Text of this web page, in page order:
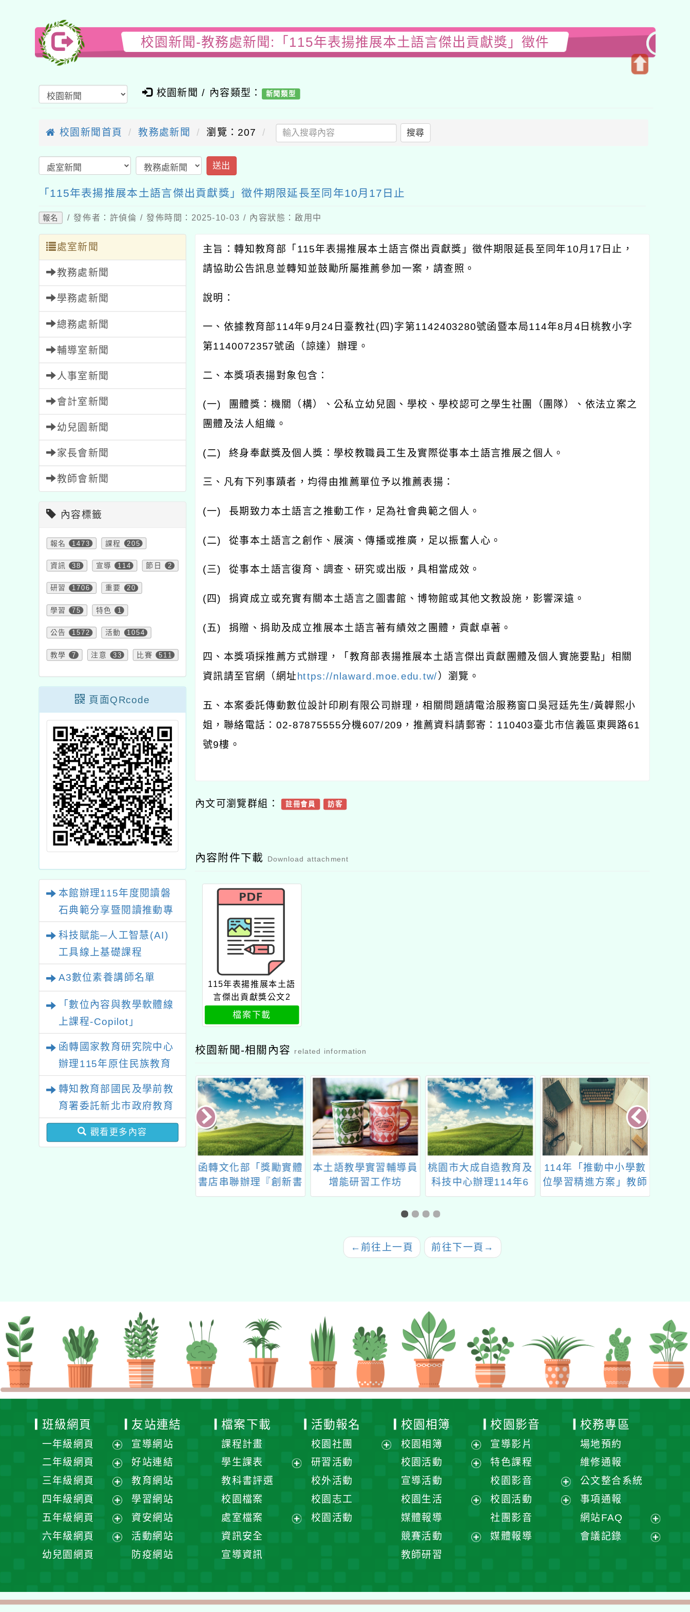
校園新聞-教務處新聞:「115年表揚推展本土語言傑出貢獻獎」徵件
校園新聞 / 內容類型： 新聞類型
校園新聞首頁 教務處新聞 瀏覽：207 搜尋
送出
「115年表揚推展本土語言傑出貢獻獎」徵件期限延長至同年10月17日止
報名 / 發佈者：許偵倫 / 發佈時間：2025-10-03 / 內容狀態：啟用中
處室新聞
教務處新聞
學務處新聞
總務處新聞
輔導室新聞
人事室新聞
會計室新聞
幼兒園新聞
家長會新聞
教師會新聞
內容標籤
報名 1473 課程 205
資訊 38 宣導 114 節日 2
研習 1706 重要 20
學習 75 特色 1
公告 1572 活動 1054
教學 7 注意 33 比賽 511
頁面QRcode
本館辦理115年度閱讀磐
石典範分享暨閱讀推動專
科技賦能─人工智慧(AI)
工具線上基礎課程
A3數位素養講師名單
「數位內容與教學軟體線
上課程-Copilot」
函轉國家教育研究院中心
辦理115年原住民族教育
育國際趨勢與發展」
轉知教育部國民及學前教
育署委託新北市政府教育
局辦理「115年度教師專
業成長研習實施計畫－夢
觀看更多內容
主旨：轉知教育部「 115年表揚推展本土語言傑出貢獻獎」徵件期限延長至同年10月 17 日止，
請協助公告訊息並轉知並鼓勵所屬推薦參加一案，請查照。
說明：
一、依據教育部114年9月 24 日臺教社( 四)字第1142403280號函暨本局114年8月 4 日桃教小字
第1140072357號函（諒達）辦理。
二、本獎項表揚對象包含：
(一)
團體獎：機關（構）、公私立幼兒園、學校、學校認可之學生社團（團隊）、依法立案之
團體及法人組織。
(二) 終身奉獻獎及個人獎：學校教職員工生及實際從事本土語言推展之個人。
三、凡有下列事蹟者，均得由推薦單位予以推薦表揚：
(一) 長期致力本土語言之推動工作，足為社會典範之個人。
(二) 從事本土語言之創作、展演、傳播或推廣，足以振奮人心。
(三) 從事本土語言復育、調查、研究或出版，具相當成效。
( 四) 捐資成立或充實有關本土語言之圖書館、博物館或其他文教設施，影響深遠。
(五) 捐贈、捐助及成立推展本土語言著有績效之團體，貢獻卓著。
四、本獎項採推薦方式辦理，「教育部表揚推展本土語言傑出貢獻團體及個人實施要點」相關
資訊請至官網（網址 https://nlaward.moe.edu.tw/）瀏覽。
五、本案委託傳動數位設計印刷有限公司辦理，相關問題請電洽服務窗口吳冠廷先生/黃韡熙小
姐，聯絡電話： 02-87875555分機607/209 ，推薦資料請郵寄： 110403臺北市信義區東興路61
號9樓。
內文可瀏覽群組： 註冊會員 訪客
內容附件下載 Download attachment
115年表揚推展本土語
言傑出貢獻獎公文2
檔案下載
校園新聞-相關內容 related information
函轉文化部「獎勵實體
書店串聯辦理『創新書
市庄頭書展』」徵件資
本土語教學實習輔導員
增能研習工作坊
桃園市大成自造教育及
科技中心辦理114年6
月份教 師研習
114年「推動中小學數
位學習精進方案」教師
增能研習-數位內容及
← 前往上一頁 前往下一頁 →
班級網頁
一年級網頁
展
選
單
二年級網頁
展
選
單
三年級網頁
展
選
單
四年級網頁
展
開
選
五年級網頁
展
開
六年級網頁
單
幼兒園網頁
友站連結
宣導網站
好站連結
教育網站
學習網站
資安網站
活動網站
防疫網站
檔案下載
課程計畫
學生課表
單
教科書評選
校園檔案
處室檔案
資訊安全
宣導資訊
活動報名
校園社團
研習活動
校外活動
校園志工
校園活動
校園相簿
校園相簿
展
單
校園活動
選
宣導活動
校園生活
選
媒體報導
競賽活動
單
教師研習
校園影音
宣導影片
特色課程
校園影音
展
校園活動
社團影音
媒體報導
校務專區
場地預約
維修通報
公文整合系統
事項通報
網站FAQ
展
開
會議記錄
單